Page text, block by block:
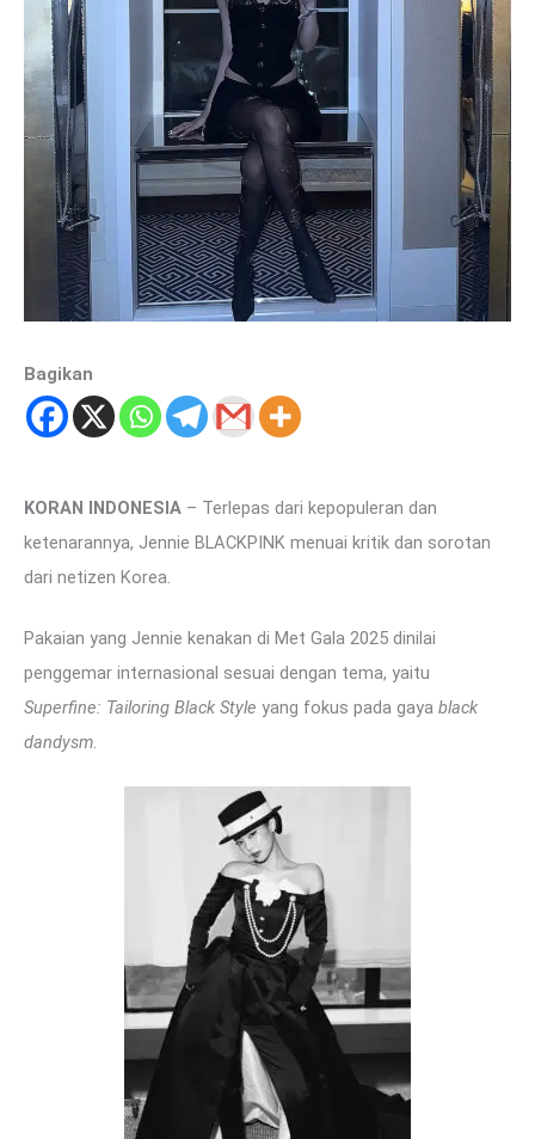
Bagikan
KORAN INDONESIA – Terlepas dari kepopuleran dan
ketenarannya, Jennie BLACKPINK menuai kritik dan sorotan
dari netizen Korea.
Pakaian yang Jennie kenakan di Met Gala 2025 dinilai
penggemar internasional sesuai dengan tema, yaitu
Superfine: Tailoring Black Style yang fokus pada gaya black
dandysm.